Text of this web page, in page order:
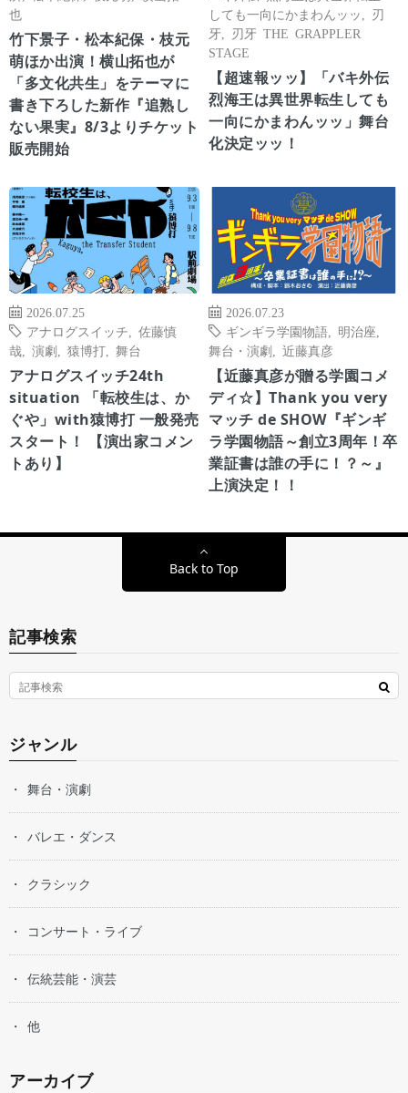
也
竹下景子・松本紀保・枝元
萌ほか出演！横山拓也が
「多文化共生」をテーマに
書き下ろした新作『追熟し
ない果実』8/3よりチケット
販売開始
しても一向にかまわんッッ
刃
牙
刃牙 THE GRAPPLER
STAGE
【超速報ッッ】「バキ外伝
烈海王は異世界転生しても
一向にかまわんッッ」舞台
化決定ッッ！
2026.07.25
アナログスイッチ
佐藤慎
哉
演劇 猿博打 舞台
アナログスイッチ24th
situation 「転校生は、か
ぐや」with猿博打 一般発売
スタート！ 【演出家コメン
トあり】
2026.07.23
ギンギラ学園物語
明治座
舞台・演劇
近藤真彦
【近藤真彦が贈る学園コメ
ディ☆】Thank you very
マッチ de SHOW『ギンギ
ラ学園物語～創立3周年！卒
業証書は誰の手に！？～』
上演決定！！
Back to Top
記事検索
ジャンル
舞台・演劇
バレエ・ダンス
クラシック
コンサート・ライブ
伝統芸能・演芸
他
アーカイブ